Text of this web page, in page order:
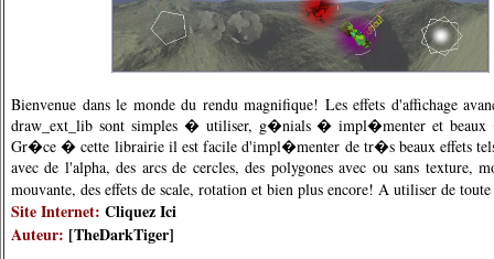
Bienvenue dans le monde du rendu magnifique! Les effets d'affichage
draw_ext_lib sont simples � utiliser, g�nials � impl�menter et
Gr�ce � cette librairie il est facile d'impl�menter de tr�s beaux effets
avec de l'alpha, des arcs de cercles, des polygones avec ou sans texture,
mouvante, des effets de scale, rotation et bien plus encore! A utiliser de
Site Internet: Cliquez Ici
Auteur: [TheDarkTiger]